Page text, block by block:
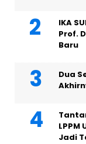
IKA
Prof.
Baru
Dua
LPPM
Jadi